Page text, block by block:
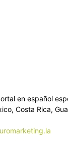
en español
Costa Rica,